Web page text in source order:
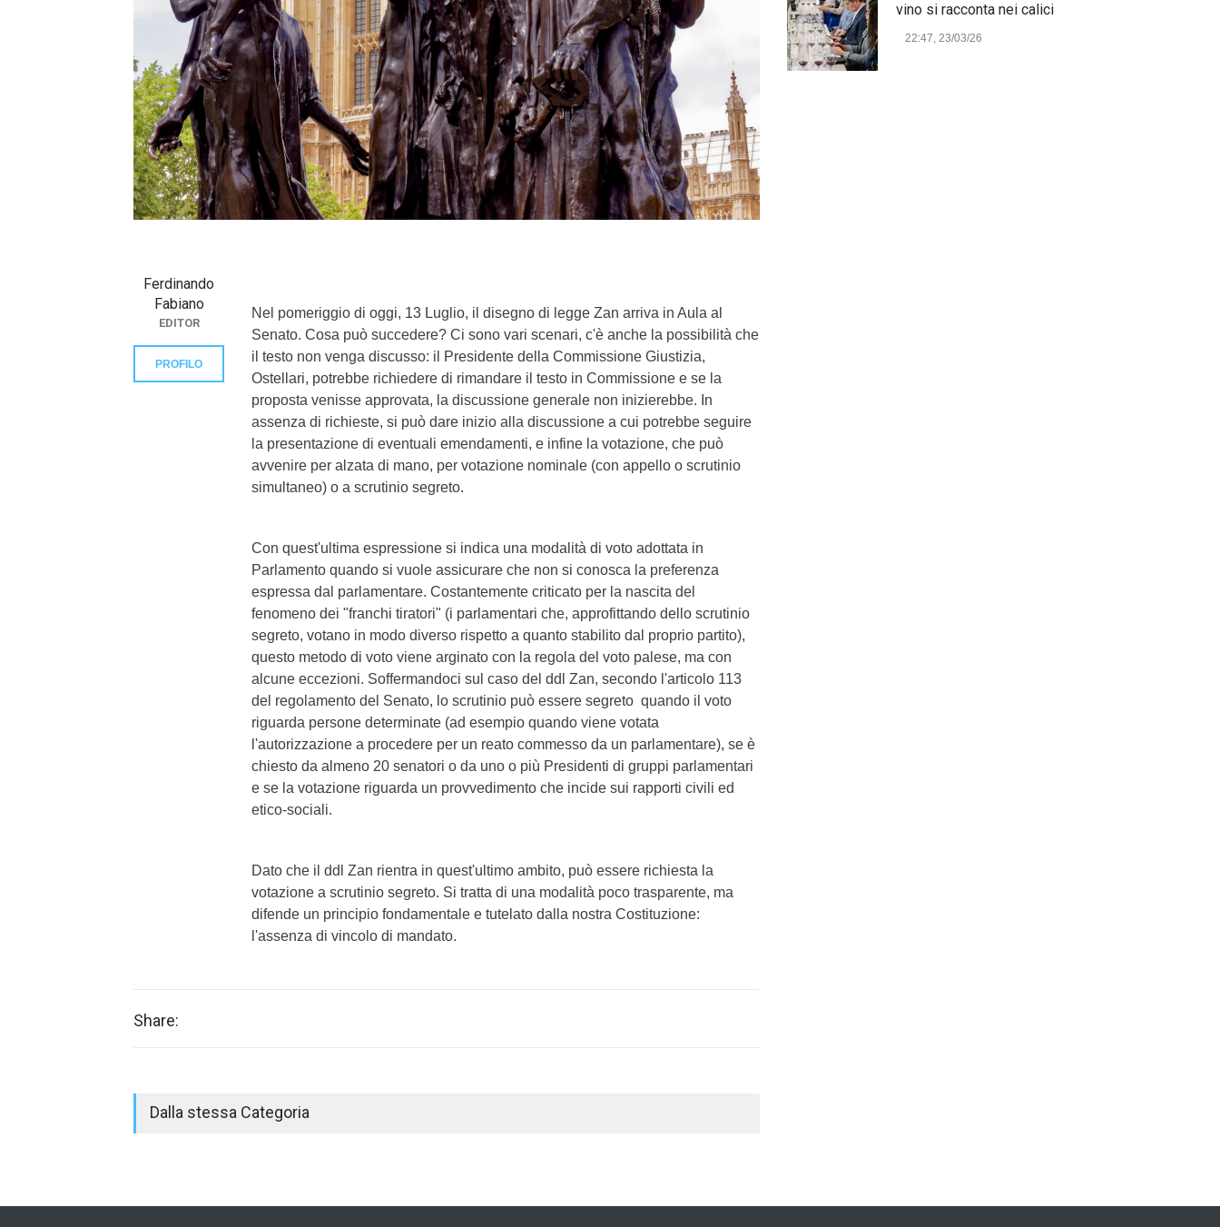
Nel pomeriggio di oggi, 13 Luglio, il disegno di legge Zan arriva in Aula al
Senato. Cosa può succedere? Ci sono vari scenari, c'è anche la possibilità che
il testo non venga discusso: il Presidente della Commissione Giustizia,
Ostellari, potrebbe richiedere di rimandare il testo in Commissione e se la
proposta venisse approvata, la discussione generale non inizierebbe. In
assenza di richieste, si può dare inizio alla discussione a cui potrebbe seguire
la presentazione di eventuali emendamenti, e infine la votazione, che può
avvenire per alzata di mano, per votazione nominale (con appello o scrutinio
simultaneo) o a scrutinio segreto.
Con quest'ultima espressione si indica una modalità di voto adottata in
Parlamento quando si vuole assicurare che non si conosca la preferenza
espressa dal parlamentare. Costantemente criticato per la nascita del
fenomeno dei "franchi tiratori" (i parlamentari che, approfittando dello scrutinio
segreto, votano in modo diverso rispetto a quanto stabilito dal proprio partito),
questo metodo di voto viene arginato con la regola del voto palese, ma con
alcune eccezioni. Soffermandoci sul caso del ddl Zan, secondo l'articolo 113
del regolamento del Senato, lo scrutinio può essere segreto quando il voto
riguarda persone determinate (ad esempio quando viene votata
l'autorizzazione a procedere per un reato commesso da un parlamentare), se è
chiesto da almeno 20 senatori o da uno o più Presidenti di gruppi parlamentari
e se la votazione riguarda un provvedimento che incide sui rapporti civili ed
etico-sociali.
Dato che il ddl Zan rientra in quest'ultimo ambito, può essere richiesta la
votazione a scrutinio segreto. Si tratta di una modalità poco trasparente, ma
difende un principio fondamentale e tutelato dalla nostra Costituzione:
l'assenza di vincolo di mandato.
Ferdinando
Fabiano
EDITOR
PROFILO
Share:
Dalla stessa Categoria
vino si racconta nei calici
22:47, 23/03/26